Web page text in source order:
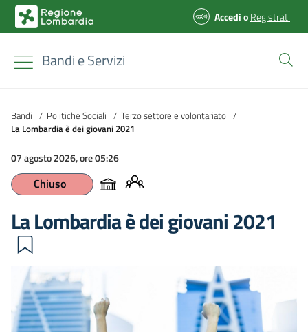
AccedioRegistrati
Bandi e Servizi
Bandi / Politiche Sociali / Terzo settore e volontariato /
La Lombardia è dei giovani 2021
07 agosto 2026, ore 05:26
Chiuso
La Lombardia è dei giovani 2021